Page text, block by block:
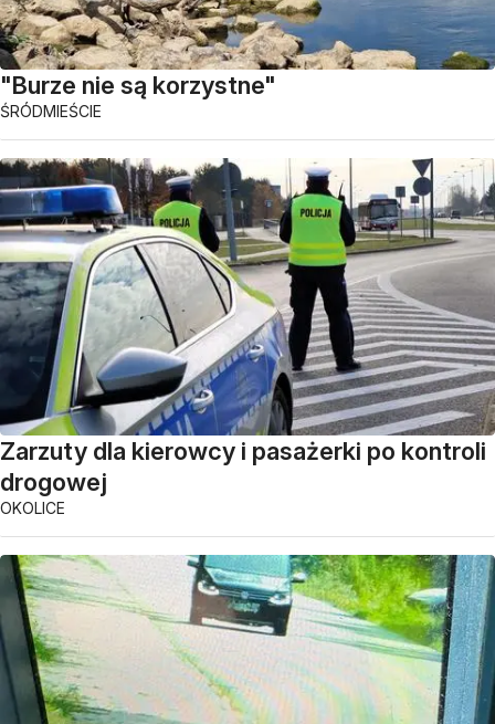
"Burze nie są korzystne"
ŚRÓDMIEŚCIE
Zarzuty dla kierowcy i pasażerki po kontroli
drogowej
OKOLICE